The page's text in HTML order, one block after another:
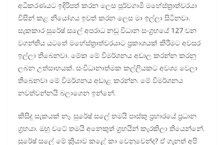
අධිකරණයට ඉදිරිපත් කරන ලෙස පූර්වගාමී මහේස්ත්‍රාත්වරයා
විසින් කළ නියෝගය ඉවත් කරන ලෙස මා ඉල්ලා සිටිනවා.
සැකකාර සුරේෂ් සලේ අපරාධ නඩු විධාන සංග්‍රහයේ 127 වන
වගන්තිය යටතේ මහේස්ත්‍රාත්වරයාට ප්‍රකාශයක් කිරීමට අවසර
ඉල්ලා තිබෙනවා. මේක මේ විමර්ශනය අඩාල කරන්න කරනු
ලබන උත්සාහයක්. සංවිධානාත්මක කල්ලියකට අවශ්‍ය වෙලා
තිබෙනවා මේ විමර්ශනය අඩාළ කරන්න. මේ විමර්ශනය
නවත්වන්නයි බලාගෙන ඉන්නේ.
කිසිදු සැකයක් නෑ. සුරේෂ් සලේ තමයි පාස්කු ප්‍රහාරයේ ප්‍රධාන
ග්‍රහයා. ඔහු වටේ තමයි අනෙකුත් ග්‍රහයින් කැරකිලා තියෙන්නේ.
සුරේෂ් සලේ මේ ක්‍රියාව කළේ කා වෙනුවෙන්ද? ඒ ගැනත් අපි